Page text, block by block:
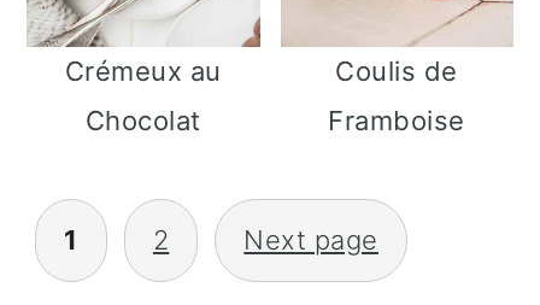
Crémeux au
Chocolat
Coulis de
Framboise
Pagination
des
1 2 Next page